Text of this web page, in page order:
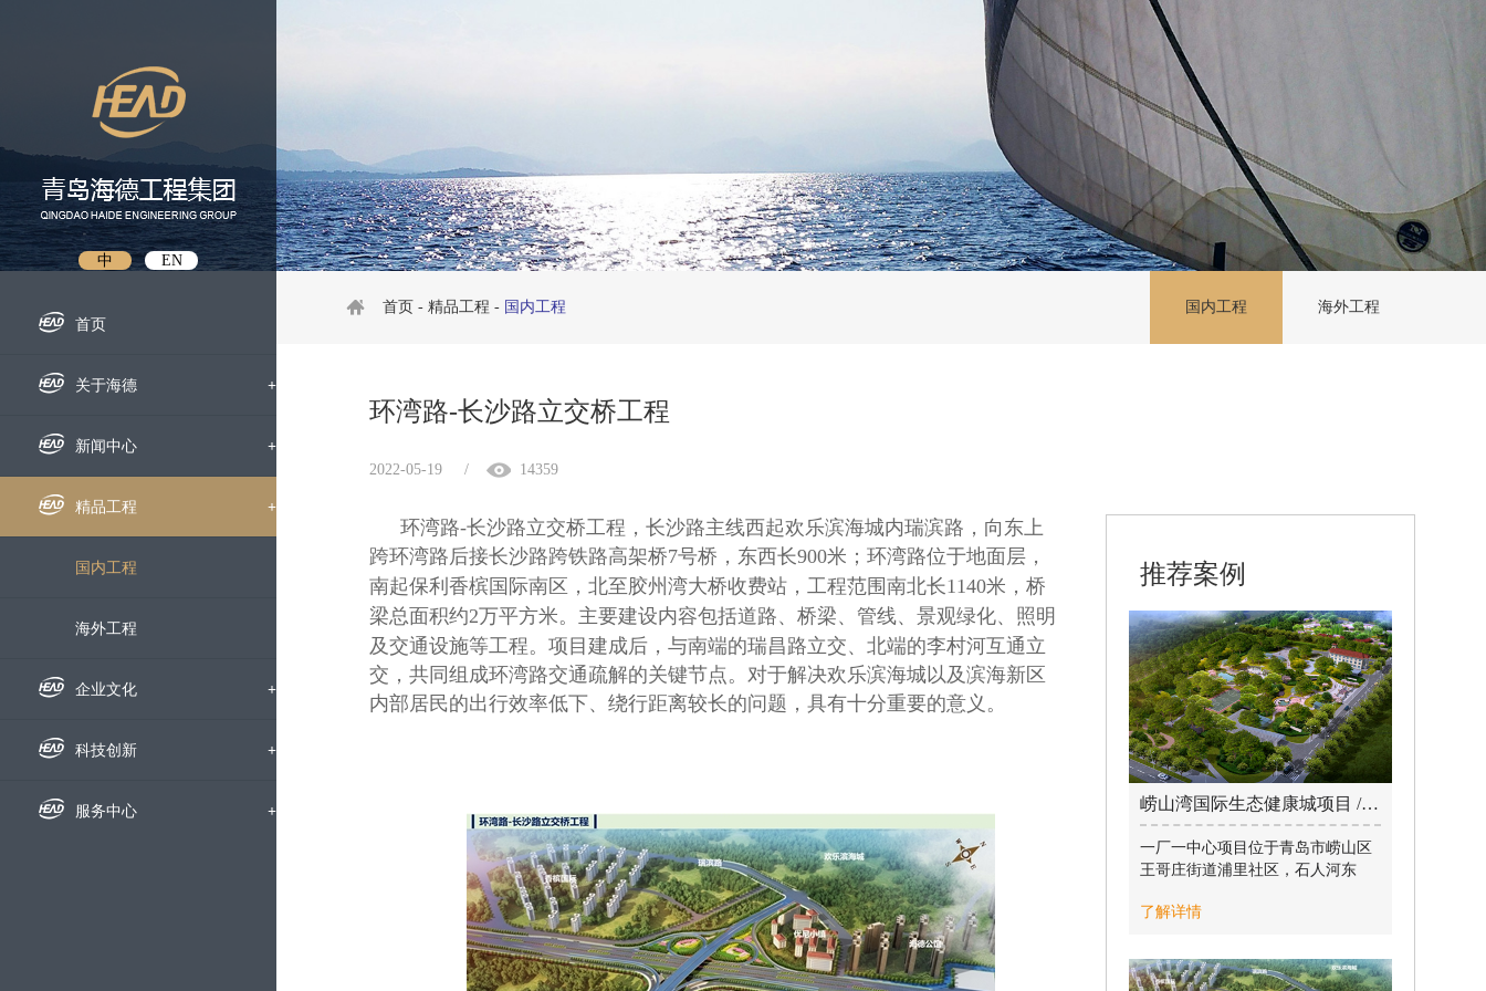
中 EN
首页
关于海德 +
企业概况
组织机构
下属公司
发展历程
荣誉资质
企业宣传片
新闻中心 +
企业新闻
通知公告
招标信息
媒体聚焦
精品工程 +
国内工程
海外工程
企业文化 +
企业文化
员工风采
科技创新 +
科研动态
服务中心 +
首页 - 精品工程 - 国内工程 国内工程 海外工程
环湾路-长沙路立交桥工程
2022-05-19 / 14359
环湾路-长沙路立交桥工程，长沙路主线西起欢乐滨海城内瑞滨路，向东上
跨环湾路后接长沙路跨铁路高架桥7号桥，东西长900米；环湾路位于地面层，
南起保利香槟国际南区，北至胶州湾大桥收费站，工程范围南北长1140米，桥
梁总面积约2万平方米。主要建设内容包括道路、桥梁、管线、景观绿化、照明
及交通设施等工程。项目建成后，与南端的瑞昌路立交、北端的李村河互通立
交，共同组成环湾路交通疏解的关键节点。对于解决欢乐滨海城以及滨海新区
内部居民的出行效率低下、绕行距离较长的问题，具有十分重要的意义。
推荐案例
崂山湾国际生态健康城项目 / 2022-05-19
一厂一中心项目位于青岛市崂山区
王哥庄街道浦里社区，石人河东
产性建筑。
个全地下污水处理厂，全地下基础
埋深15.5m ，分三层，总建筑面积
了解详情